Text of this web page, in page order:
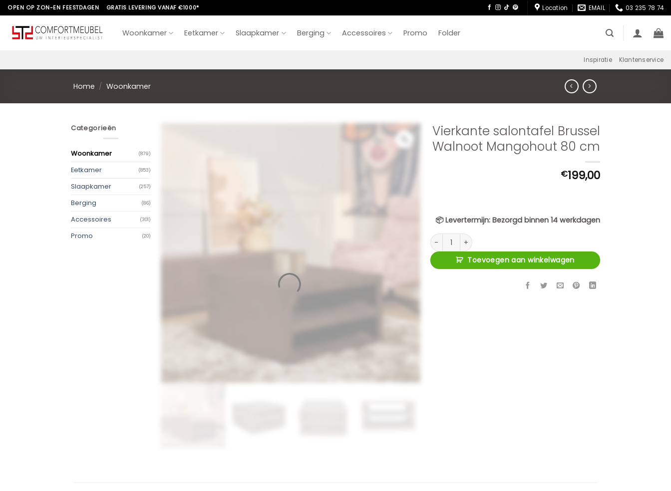
Skip
to
content
OPEN OP ZON-EN FEESTDAGEN GRATIS LEVERING VANAF €1000* Location EMAIL 03 235 78 74
Woonkamer Eetkamer Slaapkamer Berging Accessoires Promo Folder
Inspiratie Klantenservice
Home / Woonkamer
Categorieën
Woonkamer (879)
Eetkamer (853)
Slaapkamer (257)
Berging (86)
Accessoires (301)
Promo (20)
Vierkante salontafel Brussel
Walnoot Mangohout 80 cm
€199,00
📦Levertermijn: Bezorgd binnen 14 werkdagen
Vierkante salontafel Brussel Walnoot Mangohout 80 cm aantal
Toevoegen aan winkelwagen